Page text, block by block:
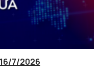
7/2026